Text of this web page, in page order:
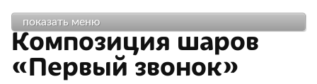
Композиция шаров
«Первый звонок»
показать меню